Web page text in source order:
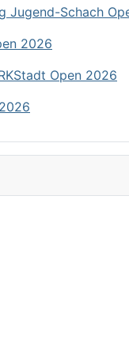
Jugend-Schach
2026
Open 2026